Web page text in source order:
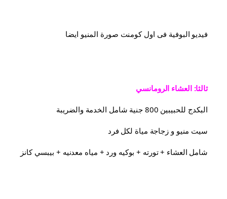
فيديو البوفية فى اول كومنت صورة المنيو ايضا
ثالثا: العشاء الرومانسي
البكدج للحبيبين 800 جنية شامل الخدمة والضريبة
سيت منيو و زجاجة مياة لكل فرد
شامل العشاء⁦⁩ + تورته + بوكيه ورد + مياه معدنيه + بيبسي كانز